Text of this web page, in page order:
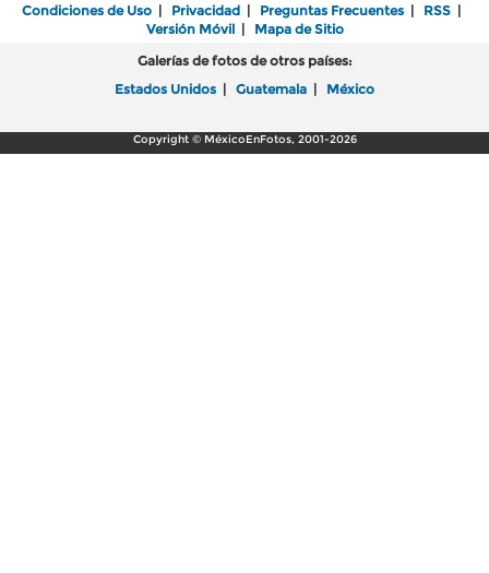
Condiciones de Uso | Privacidad | Preguntas Frecuentes | RSS |
Versión Móvil| Mapa de Sitio
Galerías de fotos de otros países:
Estados Unidos | Guatemala | México
Copyright © MéxicoEnFotos, 2001-2026